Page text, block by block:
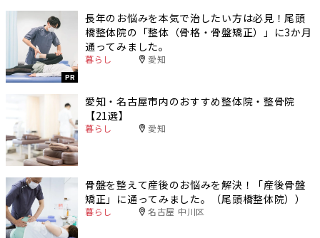
PR
長年のお悩みを本気で治したい方は必見！​​尾頭
橋整体院の「整体（骨格・骨盤矯正）」に3か月
通ってみました。
暮らし 愛知
愛知・名古屋市内のおすすめ整体院・整骨院
【21選】
暮らし 愛知
骨盤を整えて産後のお悩みを解決！「産後骨盤
矯正」に通ってみました。（尾頭橋整体院））
暮らし 名古屋 中川区